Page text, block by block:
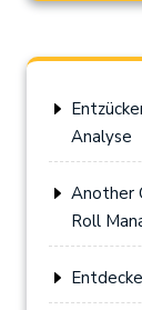
Analyse
Another
Roll